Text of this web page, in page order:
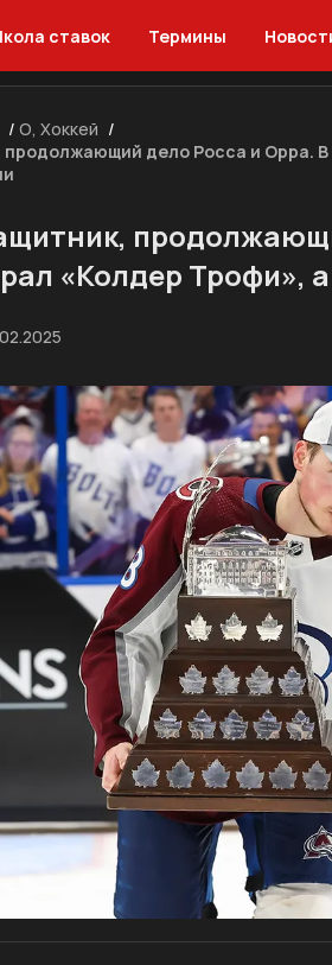
ставок Термины
/ О, Хоккей /
дело Росса и Орра.
«Колдер Трофи»,